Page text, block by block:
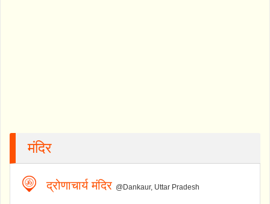
मंदिर
द्रोणाचार्य मंदिर @Dankaur, Uttar Pradesh